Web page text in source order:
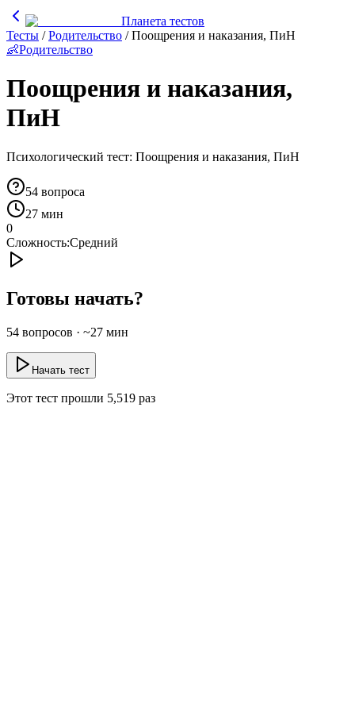
Планета тестов
Тесты /Родительство /Поощрения и наказания, ПиН
👶Родительство
Поощрения и наказания,
ПиН
Психологический тест: Поощрения и наказания, ПиН
54 вопроса
27 мин
0
Сложность:Средний
Готовы начать?
54 вопросов · ~27 мин
Начать тест
Этот тест прошли 5,519 раз